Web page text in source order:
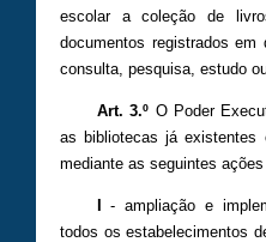
escolar a coleção de
documentos registrados em
consulta, pesquisa, estudo
Art. 3.º O Poder
as bibliotecas já existentes
mediante as seguintes
- ampliação e
todos os estabelecimentos